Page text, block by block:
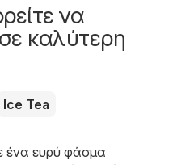
να
καλύτερη
Ice Tea
ένα ευρύ φάσμα